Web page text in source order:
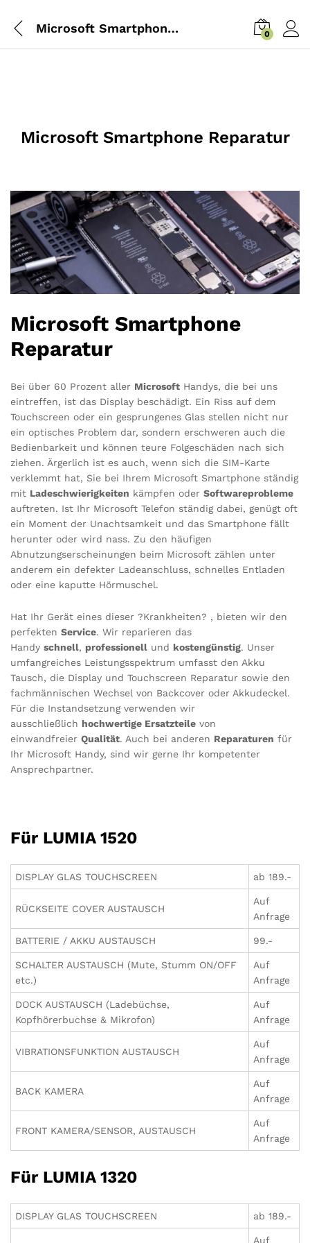
Microsoft Smartphone Reparatur 0
Microsoft Smartphone Reparatur
Microsoft Smartphone
Reparatur
Bei über 60 Prozent aller Microsoft Handys, die bei uns
eintreffen, ist das Display beschädigt. Ein Riss auf dem
Touchscreen oder ein gesprungenes Glas stellen nicht nur
ein optisches Problem dar, sondern erschweren auch die
Bedienbarkeit und können teure Folgeschäden nach sich
ziehen. Ärgerlich ist es auch, wenn sich die SIM-Karte
verklemmt hat, Sie bei Ihrem Microsoft Smartphone ständig
mit Ladeschwierigkeiten kämpfen oder Softwareprobleme
auftreten. Ist Ihr Microsoft Telefon ständig dabei, genügt oft
ein Moment der Unachtsamkeit und das Smartphone fällt
herunter oder wird nass. Zu den häufigen
Abnutzungserscheinungen beim Microsoft zählen unter
anderem ein defekter Ladeanschluss, schnelles Entladen
oder eine kaputte Hörmuschel.
Hat Ihr Gerät eines dieser ?Krankheiten? , bieten wir den
perfekten Service. Wir reparieren das
Handy schnell, professionell und kostengünstig. Unser
umfangreiches Leistungsspektrum umfasst den Akku
Tausch, die Display und Touchscreen Reparatur sowie den
fachmännischen Wechsel von Backcover oder Akkudeckel.
Für die Instandsetzung verwenden wir
ausschließlich hochwertige Ersatzteile von
einwandfreier Qualität. Auch bei anderen Reparaturen für
Ihr Microsoft Handy, sind wir gerne Ihr kompetenter
Ansprechpartner.
Für LUMIA 1520
DISPLAY GLAS TOUCHSCREEN ab 189.-
RÜCKSEITE COVER AUSTAUSCH
Auf
Anfrage
BATTERIE / AKKU AUSTAUSCH 99.-
SCHALTER AUSTAUSCH (Mute, Stumm ON/OFF
etc.)
Auf
Anfrage
DOCK AUSTAUSCH (Ladebüchse,
Kopfhörerbuchse & Mikrofon)
Auf
Anfrage
VIBRATIONSFUNKTION AUSTAUSCH
Auf
Anfrage
BACK KAMERA
Auf
Anfrage
FRONT KAMERA/SENSOR, AUSTAUSCH
Auf
Anfrage
Für LUMIA 1320
DISPLAY GLAS TOUCHSCREEN ab 189.-
Auf